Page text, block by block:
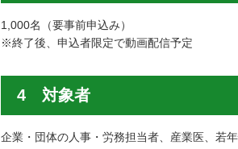
1,000名（要事前申込み）
※終了後、申込者限定で動画配信予定
4 対象者
企業・団体の人事・労務担当者、産業医、若